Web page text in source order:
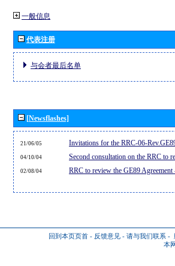
一般信息
代表注册
与会者最后名单
[Newsflashes]
21/06/05 Invitations for the RRC-06-Rev.GE89
04/10/04 Second consultation on the RRC to
02/08/04 RRC to review the GE89
回到本页页首 - 反馈意见 - 请与我们联系 -
本